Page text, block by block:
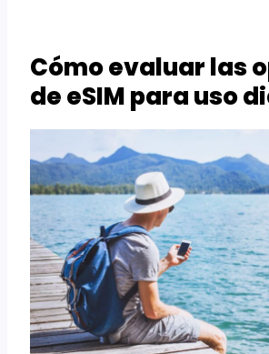
Cómo evaluar las
de eSIM para uso